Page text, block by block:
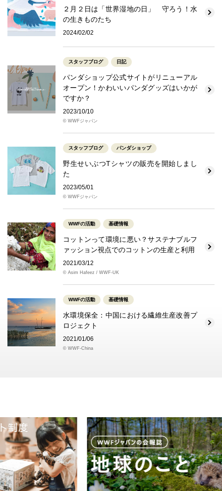
２月２日は「世界湿地の日」 守ろう！水
の生きものたち
2024/02/02
スタッフブログ 日記
パンダショップ公式サイトがリニューアル
オープン！かわいいパンダグッズはいかが
ですか？
2023/10/10
© WWFジャパン
スタッフブログ パンダショップ
野生せいぶつTシャツの販売を開始しまし
た
2023/05/01
© WWFジャパン
WWFの活動 基礎情報
コットンって環境に悪い？サステナブルフ
ァッション視点でのコットンの生産と利用
2021/03/12
© Asim Hafeez / WWF-UK
WWFの活動 基礎情報
水環境保全：中国における繊維生産改善プ
ロジェクト
2021/01/06
© WWF-China